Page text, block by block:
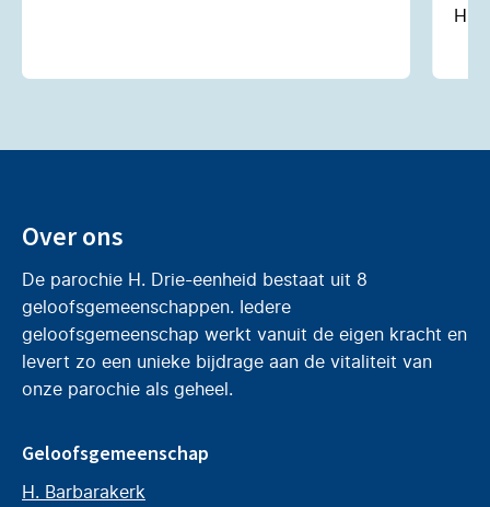
H.
Over ons
De parochie H. Drie-eenheid bestaat uit 8
geloofsgemeenschappen. Iedere
geloofsgemeenschap werkt vanuit de eigen kracht en
levert zo een unieke bijdrage aan de vitaliteit van
onze parochie als geheel.
Geloofsgemeenschap
H. Barbarakerk